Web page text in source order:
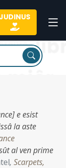
e esist
la aste
al ven prime
, Scarpets,